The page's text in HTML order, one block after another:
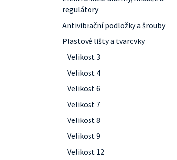
regulátory
Antivibrační podložky a šrouby
Plastové lišty a tvarovky
Velikost 3
Velikost 4
Velikost 6
Velikost 7
Velikost 8
Velikost 9
Velikost 12